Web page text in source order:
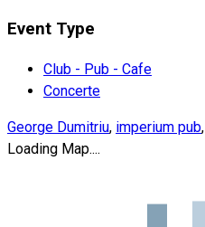
Event Type
Club - Pub - Cafe
Concerte
George Dumitriu, imperium pub,
Loading Map....